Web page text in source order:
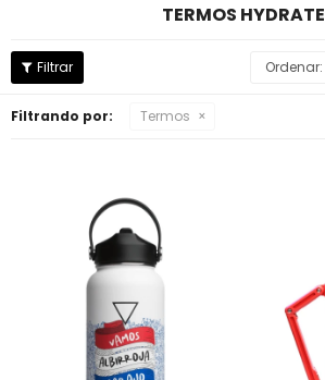
TERMOS HYDRATE
Filtrando por: Termos